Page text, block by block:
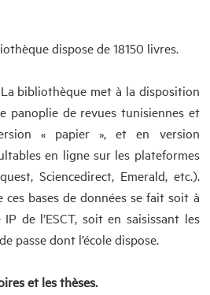
dispose de 18150 livres.
bibliothèque met à la disposition
panoplie de revues tunisiennes et
« papier », et en version
en ligne sur les plateformes
Sciencedirect, Emerald, etc.).
bases de données se fait soit à
IP de l’ESCT, soit en saisissant les
passe dont l’école dispose.
et les thèses.